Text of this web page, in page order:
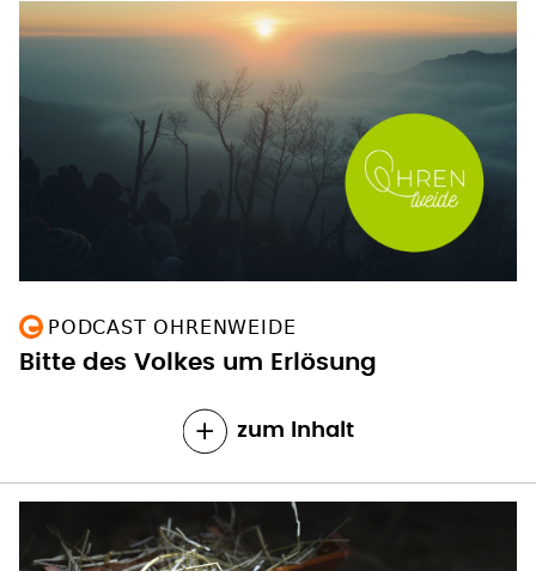
PODCAST OHRENWEIDE
Bitte des Volkes um Erlösung
zum Inhalt